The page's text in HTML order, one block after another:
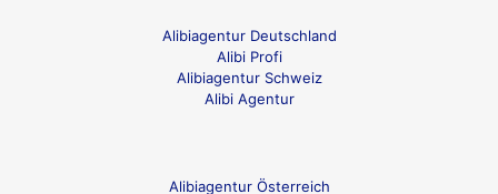
Alibiagentur Deutschland
Alibi Profi
Alibiagentur Schweiz
Alibi Agentur
Alibiagentur Österreich